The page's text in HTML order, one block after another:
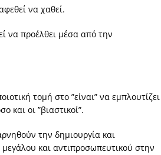
να χαθεί.
να προέλθει μέσα από την
τομή στο ”είναι” να εμπλουτίζει
και οι ”βιαστικοί”.
την δημιουργία και
και αντιπροσωπευτικού στην